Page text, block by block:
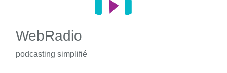
WebRadio
podcasting simplifié